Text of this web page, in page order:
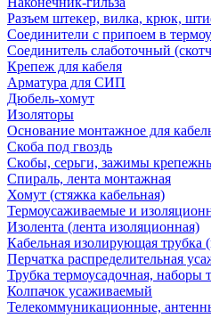
Разъем штекер, вилка, крюк,
Соединители с припоем в
Соединитель слаботочный
Крепеж для кабеля
Арматура для СИП
Дюбель-хомут
Изоляторы
Основание монтажное для
Скоба под гвоздь
Скобы, серьги, зажимы
Спираль, лента монтажная
Хомут (стяжка кабельная)
Термоусаживаемые и
Изолента (лента изоляционная)
Кабельная изолирующая трубка
Перчатка распределительная
Трубка термоусадочная, наборы
Колпачок усаживаемый
Телекоммуникационные,